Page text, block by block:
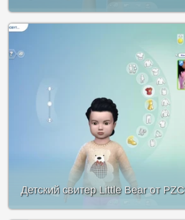
Детский свитер Little Bear от PZC